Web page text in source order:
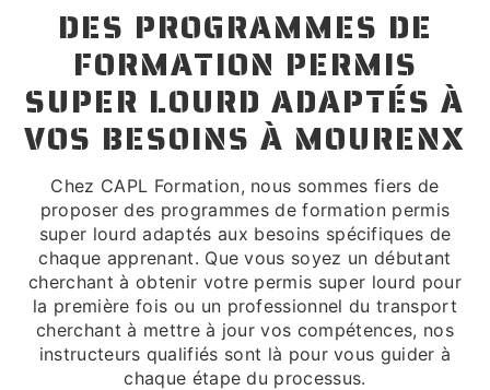
DES PROGRAMMES DE
FORMATION PERMIS
SUPER LOURD ADAPTÉS À
VOS BESOINS À MOURENX
Chez CAPL Formation, nous sommes fiers de
proposer des programmes de formation permis
super lourd adaptés aux besoins spécifiques de
chaque apprenant. Que vous soyez un débutant
cherchant à obtenir votre permis super lourd pour
la première fois ou un professionnel du transport
cherchant à mettre à jour vos compétences, nos
instructeurs qualifiés sont là pour vous guider à
chaque étape du processus.